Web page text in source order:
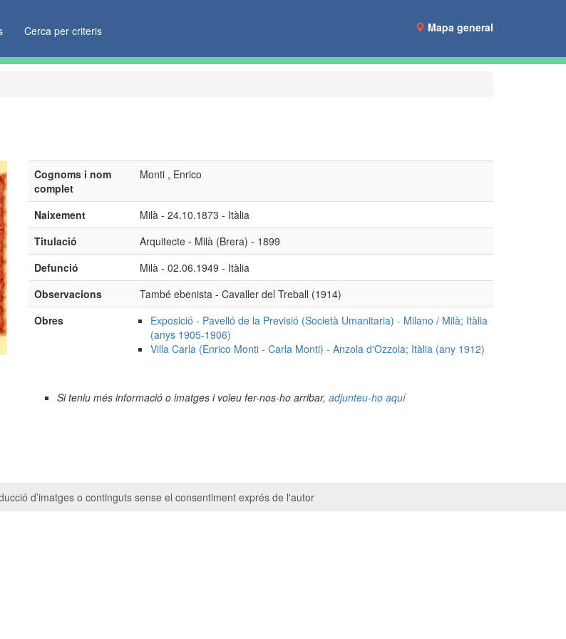
Cerca per criteris Mapa general
Cognoms i nom
complet
Monti , Enrico
Naixement
Milà - 24.10.1873 - Itàlia
Titulació
Arquitecte - Milà (Brera) - 1899
Defunció
Milà - 02.06.1949 - Itàlia
Observacions
També ebenista - Cavaller del Treball (1914)
Obres
Exposició - Pavelló de la Previsió (Società Umanitaria) - Milano / Milà; Itàlia
(anys 1905-1906)
Villa Carla (Enrico Monti - Carla Monti) - Anzola d'Ozzola; Itàlia (any 1912)
Si teniu més informació o imatges i voleu fer-nos-ho arribar, adjunteu-ho aquí
d’imatges o continguts sense el consentiment exprés de l'autor